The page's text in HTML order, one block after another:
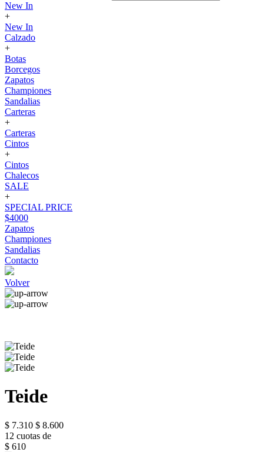
New In
+
New In
Calzado
+
Botas
Borcegos
Zapatos
Championes
Sandalias
Carteras
+
Carteras
Cintos
+
Cintos
Chalecos
SALE
+
SPECIAL PRICE
$4000
Zapatos
Championes
Sandalias
Contacto
Volver
Teide
$ 7.310 $ 8.600
12 cuotas de
$ 610